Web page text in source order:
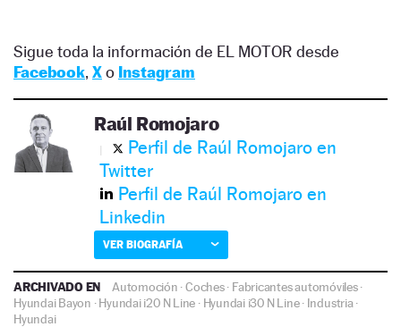
Sigue toda la información de EL MOTOR desde
Facebook, Xo Instagram
Raúl Romojaro
Perfil de Raúl Romojaro en
Twitter
Perfil de Raúl Romojaro en
Linkedin
VER BIOGRAFÍA
ARCHIVADO EN Automoción ·Coches· Fabricantes automóviles·
Hyundai Bayon ·Hyundai i20 N Line · Hyundai i30 N Line· Industria·
Hyundai